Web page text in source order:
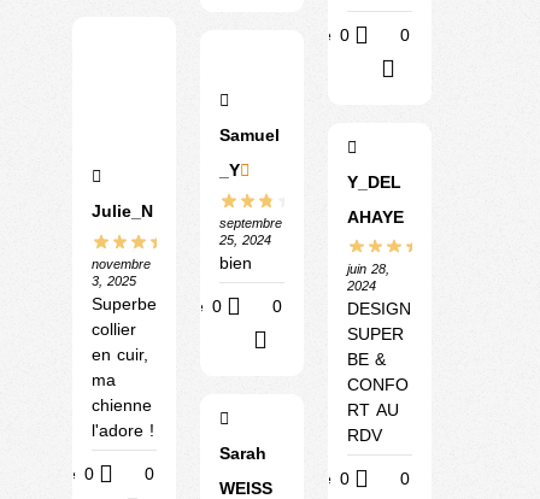
Julie_N
novembre
3, 2025
Superbe
collier
en cuir,
ma
chienne
l'adore !
Utile 0 0
Samuel
_Y
septembre
25, 2024
bien
Utile 0 0
Sarah
WEISS
Utile 0 0
Y_DEL
AHAYE
juin 28,
2024
DESIGN
SUPER
BE &
CONFO
RT AU
RDV
Utile 0 0